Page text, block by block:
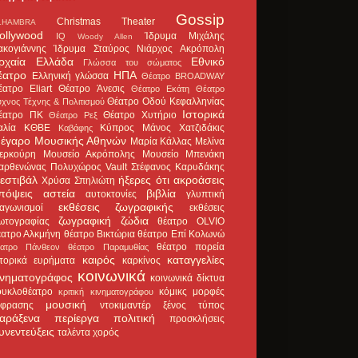
Christmas Theater Gossip
IQ Woody Allen
Ίδρυμα Μιχάλης
Ίδρυμα Σταύρος Νιάρχος Ακρόπολη
Ελλάδα Γλώσσα του σώματος
Εθνικό
Ελληνική γλώσσα ΗΠΑ Θέατρο BROADWAY
Eliart Θέατρο Άνεσις Θέατρο Εκάτη
Θέατρο
Τέχνης & Πολιτισμού Θέατρο Οδού Κεφαλληνίας
ΠΚ
Θέατρο Ρεξ Θέατρο Χυτήριο Ιστορικά
ΚΘΒΕ Καβάφης Κύπρος Μάνος Χατζιδάκις
Μουσικής Αθηνών Μαρία Κάλλας Μελίνα
Μουσείο Ακρόπολης
Μουσείο Μπενάκη
Πολυχώρος Vault Στέφανος Καρυδάκης
Χρύσα Σπηλιώτη ήξερες ότι ακροάσεις
αστεία αυτοκτονίες βιβλία
γλυπτική
εκθέσεις ζωγραφικής
εκθέσεις
ζωγραφική ζώδια
θέατρο OLVIO
Αλκμήνη θέατρο Βικτώρια θέατρο Επί Κολωνώ
Πάνθεον θέατρο Παραμυθίας
θέατρο πορεία
ευρήματα
καιρός καρκίνος
καταγγελίες
κοινωνικά κοινωνικά δίκτυα
κριτική κινηματογράφου κόμικς μορφές
μουσική ντοκιμαντέρ ξένος τύπος
περίεργα πολιτική προσκλήσεις
ταλέντα χορός